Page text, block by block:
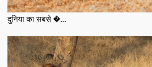
दुनिया का सबसे �...